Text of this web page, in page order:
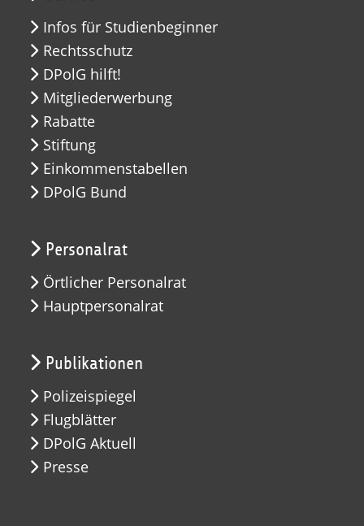
Infos für Studienbeginner
Rechtsschutz
DPolG hilft!
Mitgliederwerbung
Rabatte
Stiftung
Einkommenstabellen
DPolG Bund
Personalrat
Örtlicher Personalrat
Hauptpersonalrat
Publikationen
Polizeispiegel
Flugblätter
DPolG Aktuell
Presse